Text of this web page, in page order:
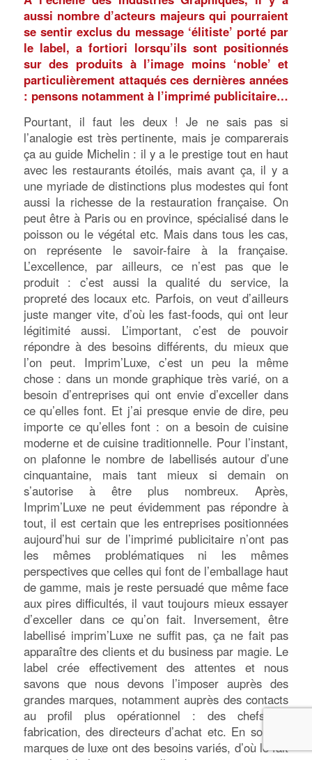
aussi nombre d’acteurs majeurs qui pourraient
se sentir exclus du message ‘élitiste’ porté par
le label, a fortiori lorsqu’ils sont positionnés
sur des produits à l’image moins ‘noble’ et
particulièrement attaqués ces dernières années
: pensons notamment à l’imprimé publicitaire…
Pourtant, il faut les deux ! Je ne sais pas si
l’analogie est très pertinente, mais je comparerais
ça au guide Michelin : il y a le prestige tout en haut
avec les restaurants étoilés, mais avant ça, il y a
une myriade de distinctions plus modestes qui font
aussi la richesse de la restauration française. On
peut être à Paris ou en province, spécialisé dans le
poisson ou le végétal etc. Mais dans tous les cas,
on représente le savoir-faire à la française.
L’excellence, par ailleurs, ce n’est pas que le
produit : c’est aussi la qualité du service, la
propreté des locaux etc. Parfois, on veut d’ailleurs
juste manger vite, d’où les fast-foods, qui ont leur
légitimité aussi. L’important, c’est de pouvoir
répondre à des besoins différents, du mieux que
l’on peut. Imprim’Luxe, c’est un peu la même
chose : dans un monde graphique très varié, on a
besoin d’entreprises qui ont envie d’exceller dans
ce qu’elles font. Et j’ai presque envie de dire, peu
importe ce qu’elles font : on a besoin de cuisine
moderne et de cuisine traditionnelle. Pour l’instant,
on plafonne le nombre de labellisés autour d’une
cinquantaine, mais tant mieux si demain on
s’autorise à être plus nombreux. Après,
Imprim’Luxe ne peut évidemment pas répondre à
tout, il est certain que les entreprises positionnées
aujourd’hui sur de l’imprimé publicitaire n’ont pas
les mêmes problématiques ni les mêmes
perspectives que celles qui font de l’emballage haut
de gamme, mais je reste persuadé que même face
aux pires difficultés, il vaut toujours mieux essayer
d’exceller dans ce qu’on fait. Inversement, être
labellisé imprim’Luxe ne suffit pas, ça ne fait pas
apparaître des clients et du business par magie. Le
label crée effectivement des attentes et nous
savons que nous devons l’imposer auprès des
grandes marques, notamment auprès des contacts
au profil plus opérationnel : des chefs de
fabrication, des directeurs d’achat etc. En soi, les
marques de luxe ont des besoins variés, d’où le fait